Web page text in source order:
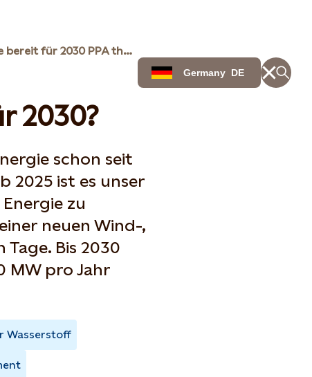
Germany DE
Sind Sie bereit für 2030 PPA thought leadership
2030?
schon seit
2025 ist es unser
zu
neuen Wind-,
Bis 2030
MW pro Jahr
Wasserstoff